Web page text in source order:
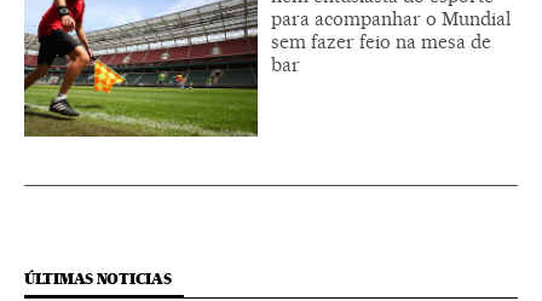
para acompanhar o Mundial
sem fazer feio na mesa de
bar
ÚLTIMAS NOTICIAS